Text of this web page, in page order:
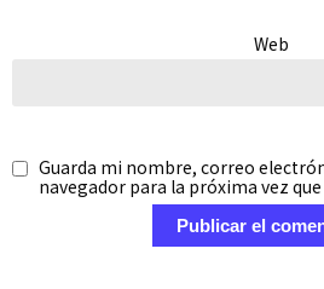
Web
Guarda mi nombre, correo
navegador para la próxima vez